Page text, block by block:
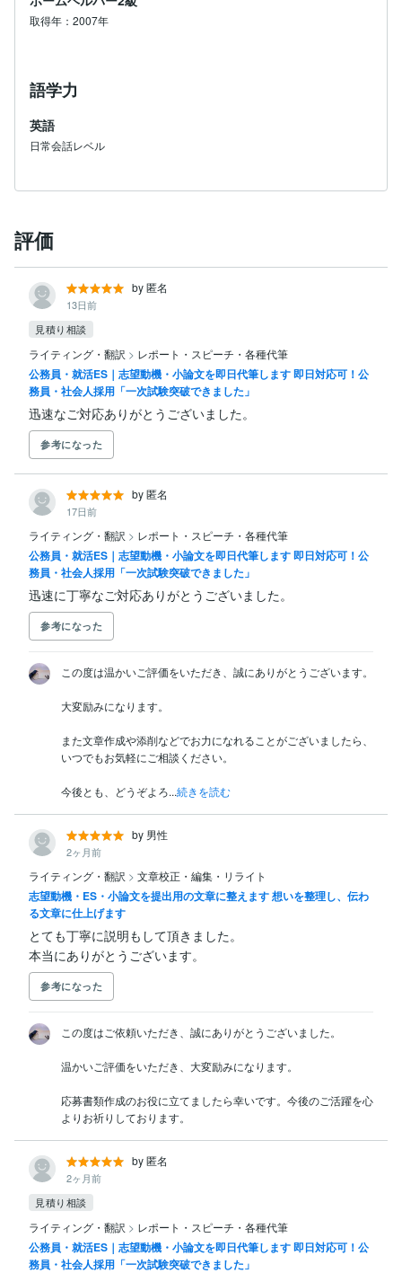
取得年：2007年
語学力
英語
日常会話レベル
評価
by 匿名
13日前
見積り相談
ライティング・翻訳 > レポート・スピーチ・各種代筆
公務員・就活ES｜志望動機・小論文を即日代筆します 即日対応可！公
務員・社会人採用「一次試験突破できました」
迅速なご対応ありがとうございました。
参考になった
by 匿名
17日前
ライティング・翻訳 > レポート・スピーチ・各種代筆
公務員・就活ES｜志望動機・小論文を即日代筆します 即日対応可！公
務員・社会人採用「一次試験突破できました」
迅速に丁寧なご対応ありがとうございました。
参考になった
この度は温かいご評価をいただき、誠にありがとうございます。
大変励みになります。
また文章作成や添削などでお力になれることがございましたら、
いつでもお気軽にご相談ください。
今後とも、どうぞよろ...続きを読む
by 男性
2ヶ月前
ライティング・翻訳 > 文章校正・編集・リライト
志望動機・ES・小論文を提出用の文章に整えます 想いを整理し、伝わ
る文章に仕上げます
とても丁寧に説明もして頂きました。
本当にありがとうございます。
参考になった
この度はご依頼いただき、誠にありがとうございました。
温かいご評価をいただき、大変励みになります。
応募書類作成のお役に立てましたら幸いです。今後のご活躍を心
よりお祈りしております。
by 匿名
2ヶ月前
見積り相談
ライティング・翻訳 > レポート・スピーチ・各種代筆
公務員・就活ES｜志望動機・小論文を即日代筆します 即日対応可！公
務員・社会人採用「一次試験突破できました」